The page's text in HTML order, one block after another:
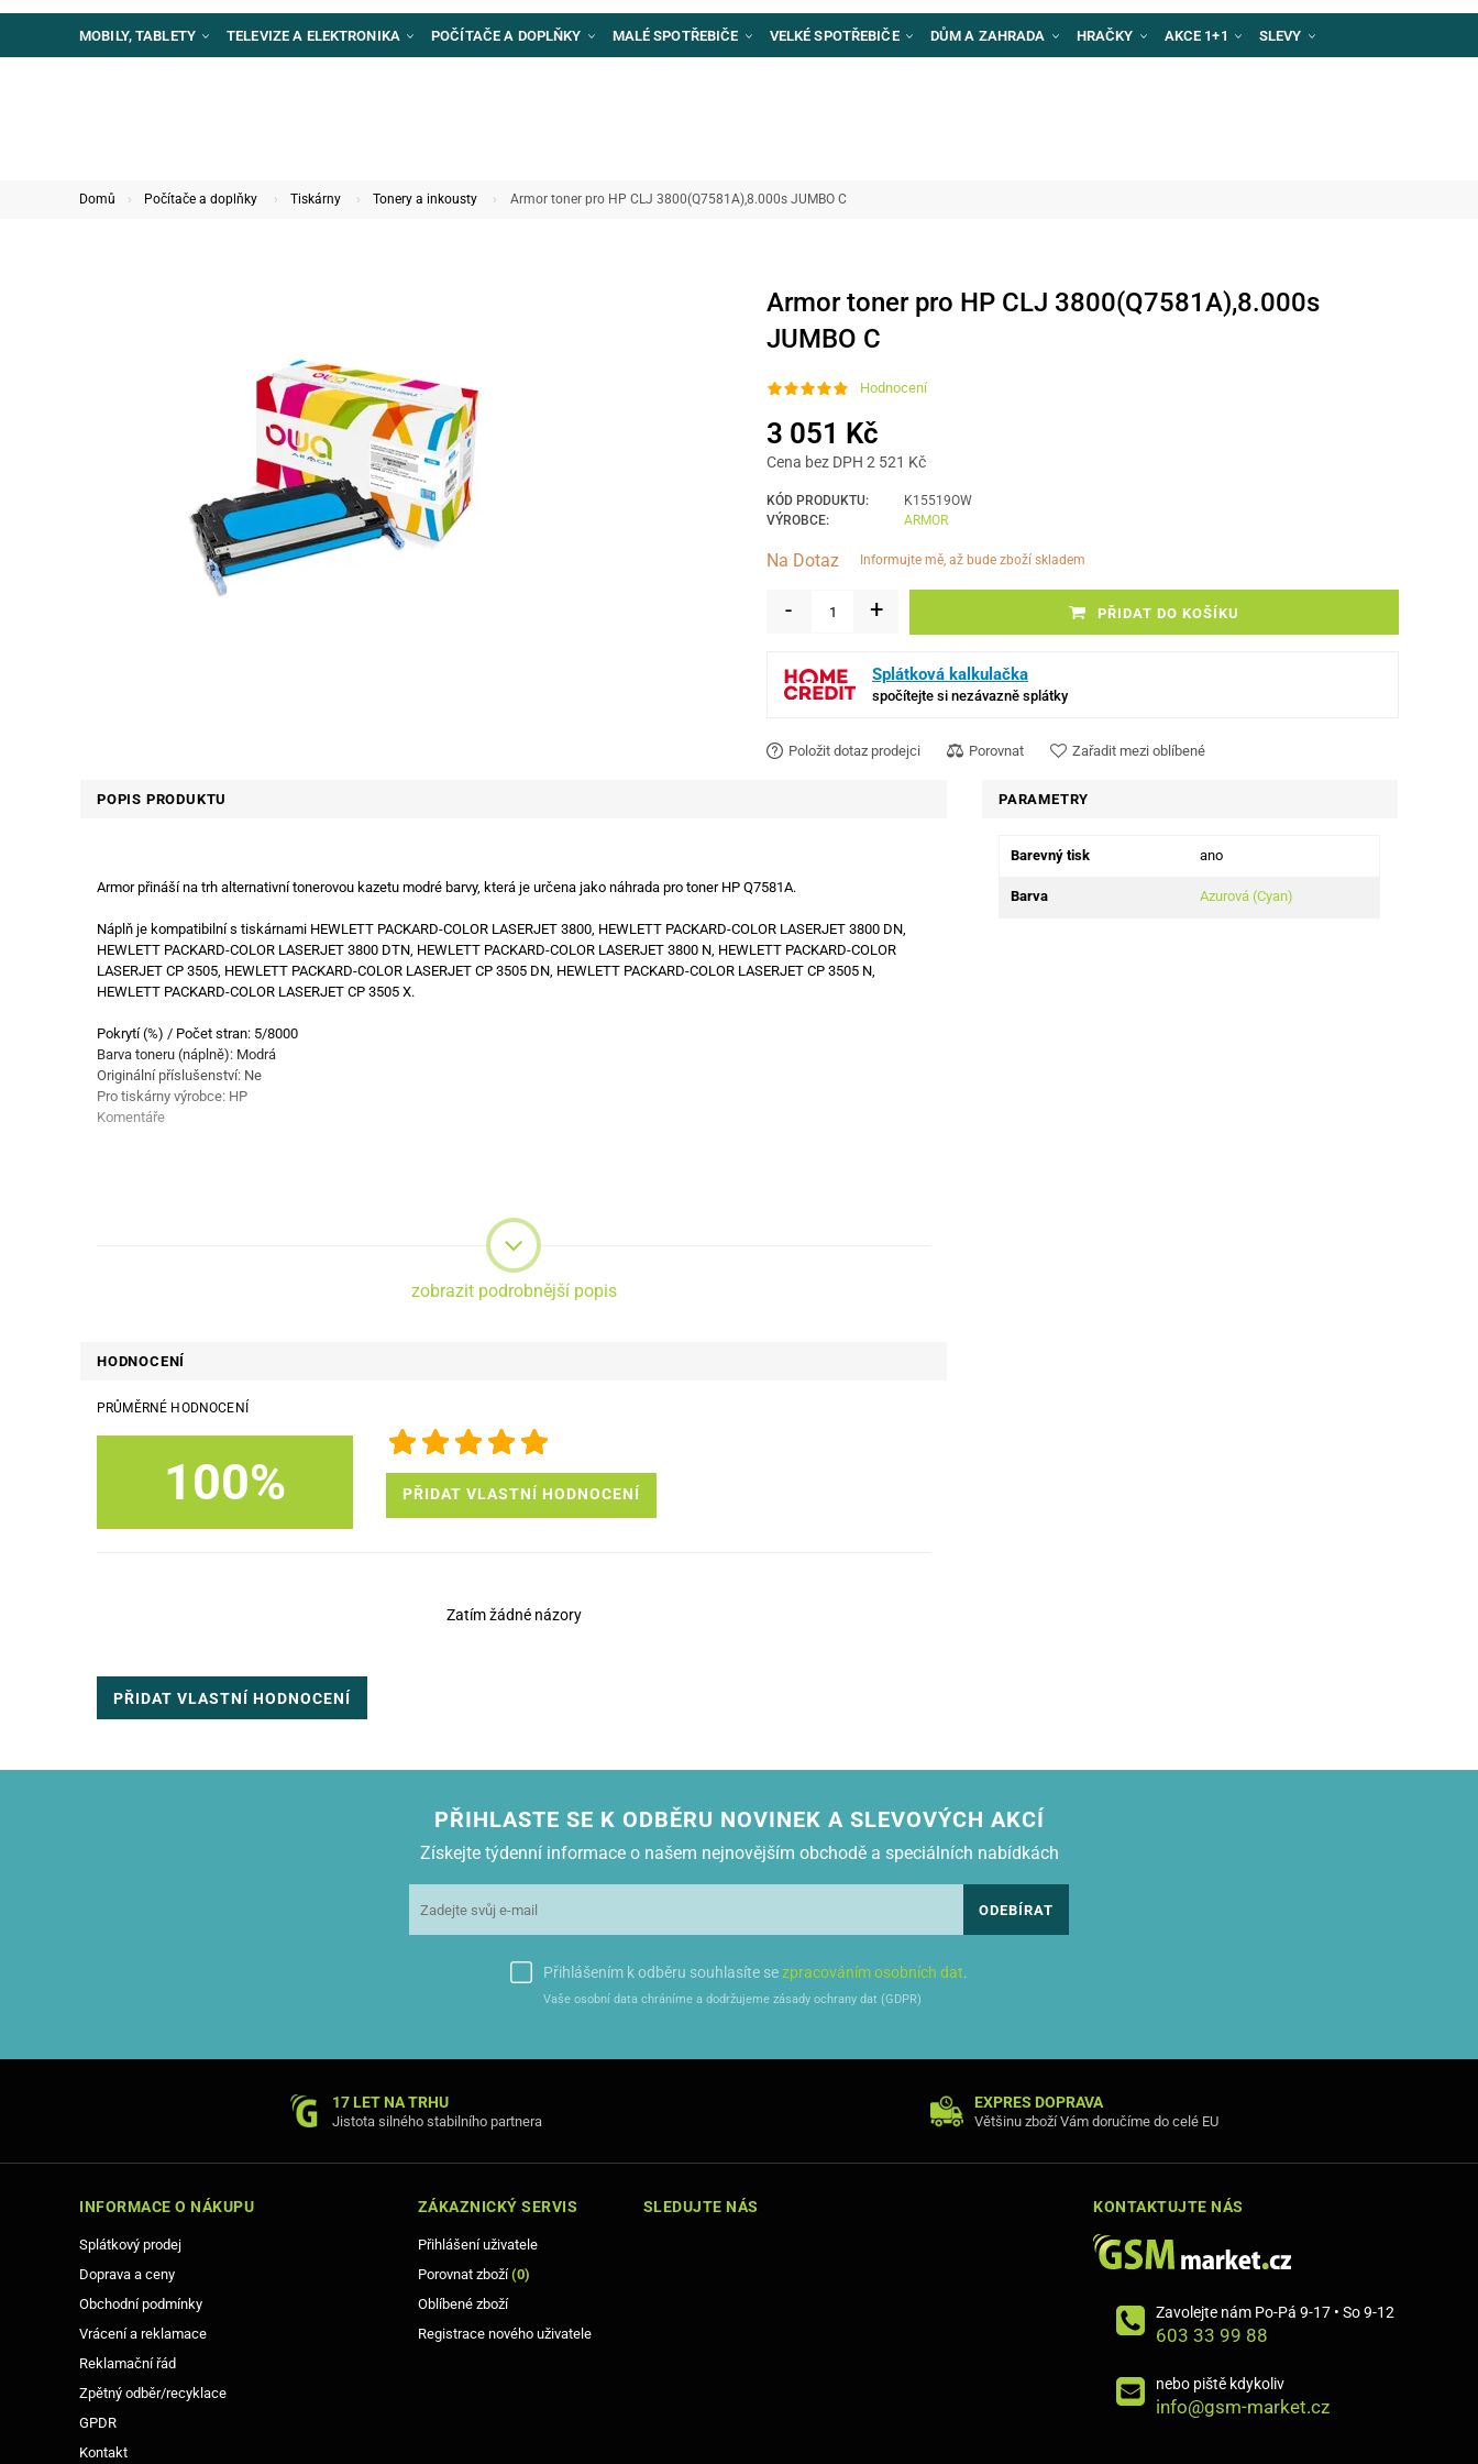
MOBILY, TABLETY TELEVIZE A ELEKTRONIKA POČÍTAČE A DOPLŇKY MALÉ SPOTŘEBIČE VELKÉ SPOTŘEBIČE DŮM A ZAHRADA HRAČKY AKCE 1+1 SLEVY
Domů Počítače a doplňky Tiskárny Tonery a inkousty Armor toner pro HP CLJ 3800(Q7581A),8.000s JUMBO C
Armor toner pro HP CLJ 3800(Q7581A),8.000s
JUMBO C
Hodnocení
3 051 Kč
Cena bez DPH 2 521 Kč
KÓD PRODUKTU:
K15519OW
VÝROBCE:
ARMOR
Na Dotaz informujte mě, až bude zboží skladem
- + PŘIDAT DO KOŠÍKU
Splátková kalkulačka
spočítejte si nezávazně splátky
Položit dotaz prodejci Porovnat Zařadit mezi oblíbené
POPIS PRODUKTU
Armor přináší na trh alternativní tonerovou kazetu modré barvy, která je určena jako náhrada pro toner HP Q7581A.
Náplň je kompatibilní s tiskárnami HEWLETT PACKARD-COLOR LASERJET 3800, HEWLETT PACKARD-COLOR LASERJET 3800 DN,
HEWLETT PACKARD-COLOR LASERJET 3800 DTN, HEWLETT PACKARD-COLOR LASERJET 3800 N, HEWLETT PACKARD-COLOR
LASERJET CP 3505, HEWLETT PACKARD-COLOR LASERJET CP 3505 DN, HEWLETT PACKARD-COLOR LASERJET CP 3505 N,
HEWLETT PACKARD-COLOR LASERJET CP 3505 X.
Pokrytí (%) / Počet stran: 5/8000
Barva toneru (náplně): Modrá
Originální příslušenství: Ne
Pro tiskárny výrobce: HP
Komentáře
zobrazit podrobnější popis
PARAMETRY
Barevný tisk ano
Barva Azurová (Cyan)
HODNOCENÍ
PRŮMĚRNÉ HODNOCENÍ
100% PŘIDAT VLASTNÍ HODNOCENÍ
Zatím žádné názory
PŘIDAT VLASTNÍ HODNOCENÍ
PŘIHLASTE SE K ODBĚRU NOVINEK A SLEVOVÝCH AKCÍ
Získejte týdenní informace o našem nejnovějším obchodě a speciálních nabídkách
ODEBÍRAT
Přihlášením k odběru souhlasíte sezpracováním osobních dat.
Vaše osobní data chráníme a dodržujeme zásady ochrany dat (GDPR)
17 LET NA TRHU
Jistota silného stabilního partnera
EXPRES DOPRAVA
Většinu zboží Vám doručíme do celé EU
INFORMACE O NÁKUPU
Splátkový prodej
Doprava a ceny
Obchodní podmínky
Vrácení a reklamace
Reklamační řád
Zpětný odběr/recyklace
GPDR
Kontakt
ZÁKAZNICKÝ SERVIS
Přihlášení uživatele
Porovnat zboží(0)
Oblíbené zboží
Registrace nového uživatele
SLEDUJTE NÁS KONTAKTUJTE NÁS
Zavolejte nám Po-Pá 9-17 • So 9-12
603 33 99 88
nebo piště kdykoliv
info@gsm-market.cz